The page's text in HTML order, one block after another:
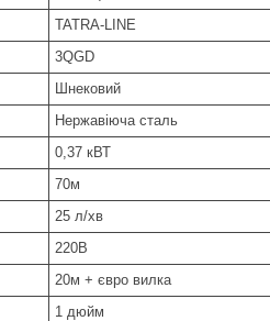
TATRA-LINE
3QGD
Шнековий
Нержавіюча сталь
0,37 кВТ
70м
25 л/хв
220В
20м + євро вилка
1 дюйм